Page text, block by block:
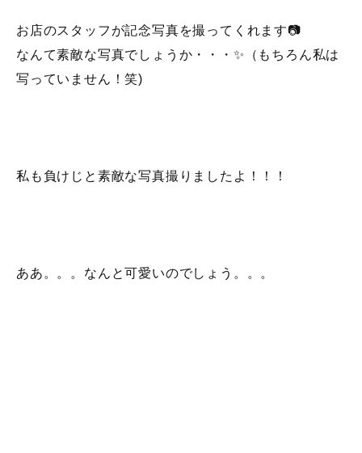
お店のスタッフが記念写真を撮ってくれます📷
なんて素敵な写真でしょうか・・・✨（もちろん私は
写っていません！笑)
私も負けじと素敵な写真撮りましたよ！！！
ああ。。。なんと可愛いのでしょう。。。